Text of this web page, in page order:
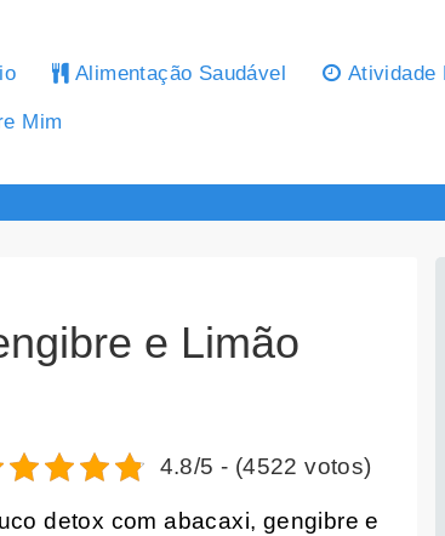
Alimentação Saudável Atividade
Mim
e Limão
4.8/5 - (4522 votos)
detox com abacaxi, gengibre e